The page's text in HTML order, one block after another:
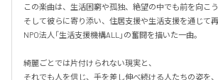
この楽曲は、生活困窮や孤独、絶望の中でも前を向こう
そして彼らに寄り添い、住居支援や生活支援を通じて
NPO法人「生活支援機構ALL」の奮闘を描いた一曲。
綺麗ごとでは片付けられない現実と、
それでも人を信じ、手を差し伸べ続ける人たちの姿を、